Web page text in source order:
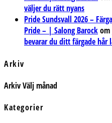
väljer du rätt nyans
Pride Sundsvall 2026 –
Pride – | Salong Barockom
bevarar du ditt färgade hår
Arkiv
ArkivVälj månad
Kategorier